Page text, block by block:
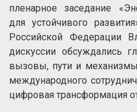
пленарное заседание
для устойчивого
Российской Федерации
дискуссии обсуждались
вызовы, пути и
международного
цифровая трансформация